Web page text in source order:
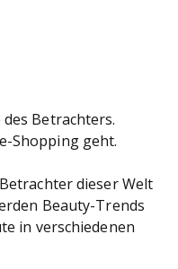
Betrachters.
Shopping geht.
dieser Welt
Beauty-Trends
in verschiedenen